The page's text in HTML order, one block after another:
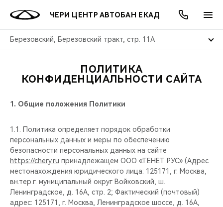
ЧЕРИ ЦЕНТР АВТОБАН ЕКАД
Березовский, Березовский тракт, стр. 11А
МОДЕЛИ
КРОССОВЕРЫ
СЕДАНЫ
НОВИНКИ
ПОКУПАТЕЛЯМ
ВЛАДЕЛЬЦАМ
ПОДДЕРЖКА
CHERY CONNECT
МИР CHERY
CHERY В СОЦСЕТЯХ
ЛЮДИ CHERY
БЛАГОТВОРИТЕЛЬНОСТЬ
АКЦИИ
ОНЛАЙН СЕРВИСЫ
О КОМПАНИИ
ПОЛИТИКА
КОНФИДЕНЦИАЛЬНОСТИ САЙТА
1. Общие положения Политики
1.1. Политика определяет порядок обработки
персональных данных и меры по обеспечению
безопасности персональных данных на сайте
https://chery.ru принадлежащем ООО «ТЕНЕТ РУС» (Адрес
местонахождения юридического лица: 125171, г. Москва,
вн.тер.г. муниципальный округ Войковский, ш.
Ленинградское, д. 16А, стр. 2; Фактический (почтовый)
адрес: 125171, г. Москва, Ленинградское шоссе, д. 16А,